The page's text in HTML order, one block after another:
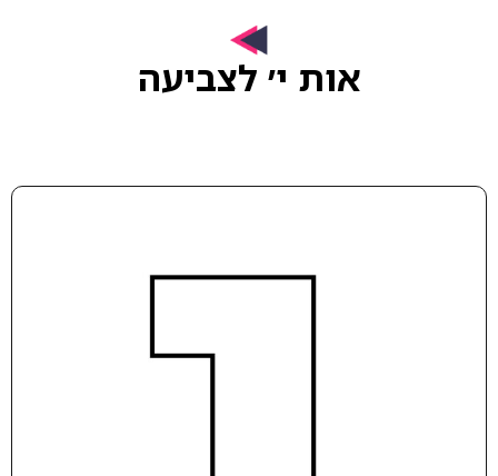
אות י׳ לצביעה